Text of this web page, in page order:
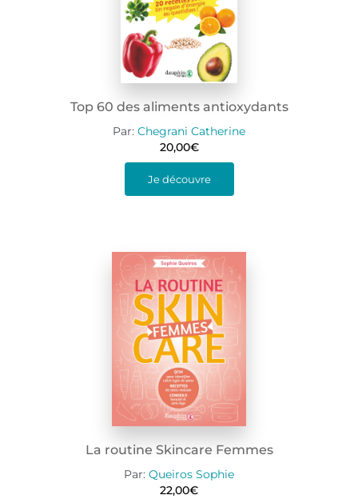
Top 60 des aliments antioxydants
Par: Chegrani Catherine
20,00€
Je découvre
La routine Skincare Femmes
Par: Queiros Sophie
22,00€